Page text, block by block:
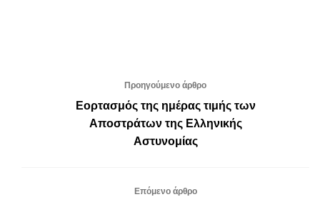
Προηγούμενο άρθρο
Εορτασμός της ημέρας τιμής των
Αποστράτων της Ελληνικής
Αστυνομίας
Επόμενο άρθρο